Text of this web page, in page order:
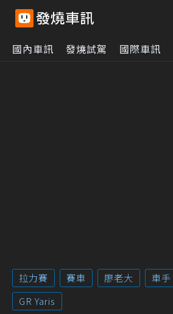
國內車訊 發燒試駕 國際車訊
拉力賽 賽車 廖老大 車手
GR Yaris